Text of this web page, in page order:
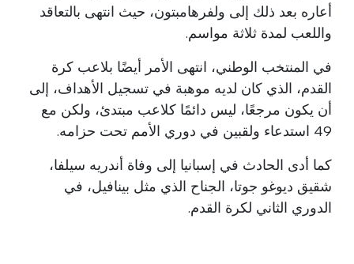
أعاره بعد ذلك إلى ولفرهامبتون، حيث انتهى بالتعاقد
واللعب لمدة ثلاثة مواسم.
في المنتخب الوطني، انتهى الأمر أيضًا بلاعب كرة
القدم، الذي كان لديه موهبة في تسجيل الأهداف، إلى
أن يكون مرجعًا، ليس دائمًا كلاعب مبتدئ، ولكن مع
49 استدعاء ولقبين في دوري الأمم تحت حزامه.
كما أدى الحادث في إسبانيا إلى وفاة أندريه سيلفا،
شقيق ديوغو جوتا، الجناح الذي مثل بينافيل، في
الدوري الثاني لكرة القدم.